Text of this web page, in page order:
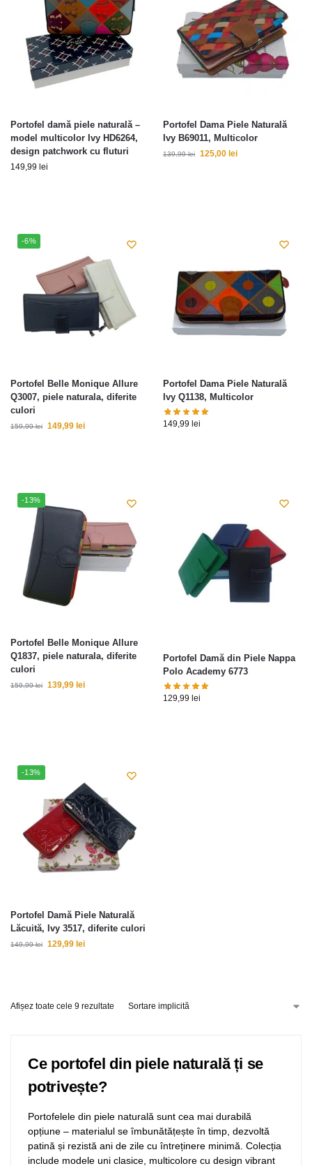
Portofel damă piele naturală –
model multicolor Ivy HD6264,
design patchwork cu fluturi
149,99 lei
Portofel Dama Piele Naturală
Ivy B69011, Multicolor
139,99lei 125,00 lei
-6%
Portofel Belle Monique Allure
Q3007, piele naturala, diferite
culori
159,99lei 149,99 lei
Portofel Dama Piele Naturală
Ivy Q1138, Multicolor
149,99 lei
-13%
Portofel Belle Monique Allure
Q1837, piele naturala, diferite
culori
159,99lei 139,99 lei
Portofel Damă din Piele Nappa
Polo Academy 6773
129,99 lei
-13%
Portofel Damă Piele Naturală
Lăcuită, Ivy 3517, diferite culori
149,99lei 129,99 lei
Afișez toate cele 9 rezultate
Ce portofel din piele naturală ți se
potrivește?
Portofelele din piele naturală sunt cea mai durabilă
opțiune – materialul se îmbunătățește în timp, dezvoltă
patină și rezistă ani de zile cu întreținere minimă. Colecția
include modele uni clasice, multicolore cu design vibrant